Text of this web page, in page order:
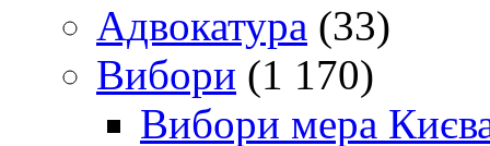
Адвокатура (33)
Вибори (1 170)
Вибори мера